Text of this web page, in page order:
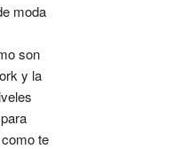
moda
son
y la
te